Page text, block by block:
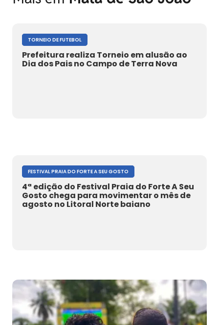
TORNEIO DE FUTEBOL
Prefeitura realiza Torneio em alusão ao
Dia dos Pais no Campo de Terra Nova
FESTIVAL PRAIA DO FORTE A SEU GOSTO
4ª edição do Festival Praia do Forte A Seu
Gosto chega para movimentar o mês de
agosto no Litoral Norte baiano